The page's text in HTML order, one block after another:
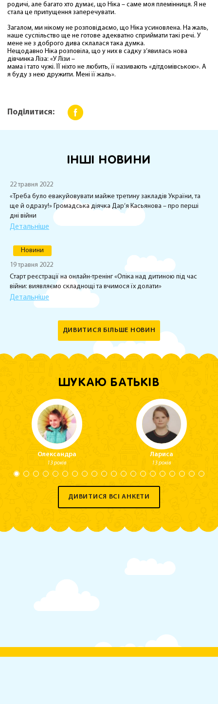
родичі, але багато хто думає, що Ніка – саме моя племінниця. Я не
стала це припущення заперечувати.
Загалом, ми нікому не розповідаємо, що Ніка усиновлена. На жаль,
наше суспільство ще не готове адекватно сприймати такі речі. У
мене не з доброго дива склалася така думка.
Нещодавно Ніка розповіла, що у них в садку з’явилась нова
дівчинка Ліза: «У Лізи –
мама і тато чужі. ЇЇ ніхто не любить, її називають «дітдомівською». А
я буду з нею дружити. Мені її жаль».
Поділитися:
ІНШІ НОВИНИ
22 травня 2022
«Треба було евакуйовувати майже третину закладів України, та
ще й одразу!» Громадська діячка Дар’я Касьянова – про перші
дні війни
Детальніше
Новини
19 травня 2022
Старт реєстрації на онлайн-тренінг «Опіка над дитиною під час
війни: виявляємо складнощі та вчимося їх долати»
Детальніше
ДИВИТИСЯ БІЛЬШЕ НОВИН
ШУКАЮ БАТЬКІВ
Олександра
13 років
Лариса
13 років
ДИВИТИСЯ ВСІ АНКЕТИ